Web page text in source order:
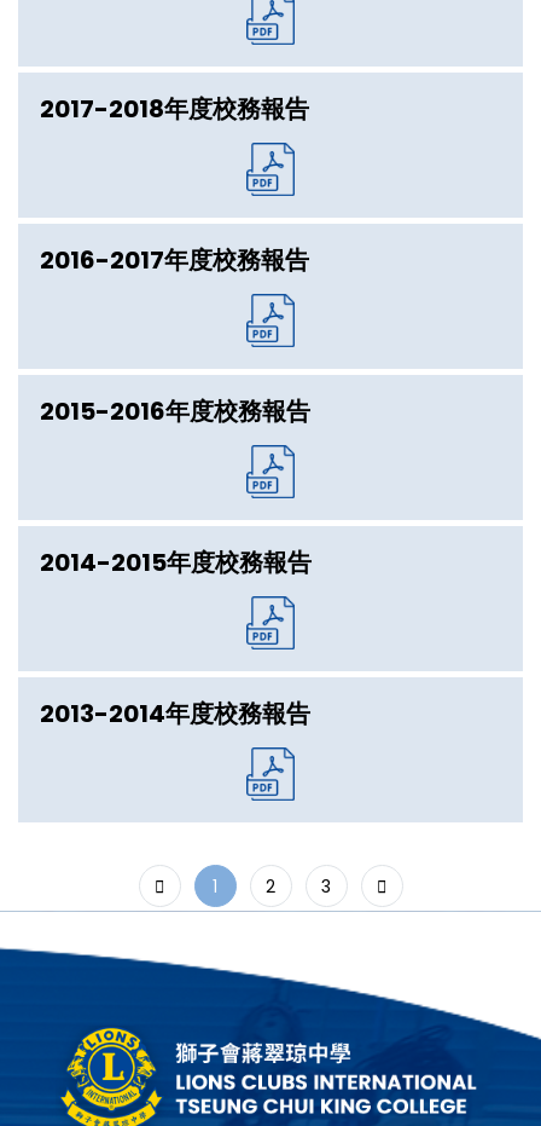
2017-2018年度校務報告
2016-2017年度校務報告
2015-2016年度校務報告
2014-2015年度校務報告
2013-2014年度校務報告
1 2 3